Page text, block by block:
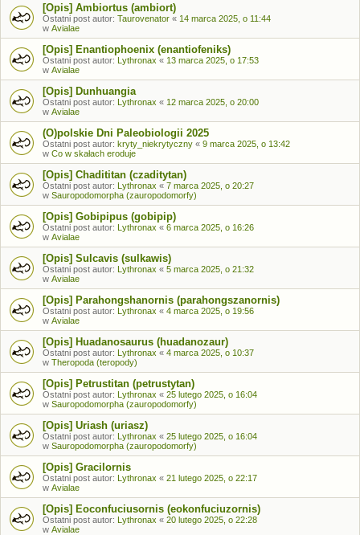
[Opis] Ambiortus (ambiort)
Ostatni post autor: Taurovenator « 14 marca 2025, o 11:44
w Avialae
[Opis] Enantiophoenix (enantiofeniks)
Ostatni post autor: Lythronax « 13 marca 2025, o 17:53
w Avialae
[Opis] Dunhuangia
Ostatni post autor: Lythronax « 12 marca 2025, o 20:00
w Avialae
(O)polskie Dni Paleobiologii 2025
Ostatni post autor: kryty_niekrytyczny « 9 marca 2025, o 13:42
w Co w skałach eroduje
[Opis] Chadititan (czaditytan)
Ostatni post autor: Lythronax « 7 marca 2025, o 20:27
w Sauropodomorpha (zauropodomorfy)
[Opis] Gobipipus (gobipip)
Ostatni post autor: Lythronax « 6 marca 2025, o 16:26
w Avialae
[Opis] Sulcavis (sulkawis)
Ostatni post autor: Lythronax « 5 marca 2025, o 21:32
w Avialae
[Opis] Parahongshanornis (parahongszanornis)
Ostatni post autor: Lythronax « 4 marca 2025, o 19:56
w Avialae
[Opis] Huadanosaurus (huadanozaur)
Ostatni post autor: Lythronax « 4 marca 2025, o 10:37
w Theropoda (teropody)
[Opis] Petrustitan (petrustytan)
Ostatni post autor: Lythronax « 25 lutego 2025, o 16:04
w Sauropodomorpha (zauropodomorfy)
[Opis] Uriash (uriasz)
Ostatni post autor: Lythronax « 25 lutego 2025, o 16:04
w Sauropodomorpha (zauropodomorfy)
[Opis] Gracilornis
Ostatni post autor: Lythronax « 21 lutego 2025, o 22:17
w Avialae
[Opis] Eoconfuciusornis (eokonfuciuzornis)
Ostatni post autor: Lythronax « 20 lutego 2025, o 22:28
w Avialae